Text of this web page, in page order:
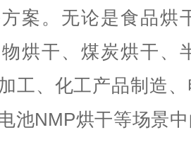
案。无论是食品烘
烘干、煤炭烘干、
工、化工产品制造
池NMP烘干等场景